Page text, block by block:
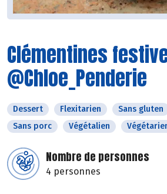
Clémentines
@Chloe_Penderie
Dessert Flexitarien Sans gluten
Sans porc
Végétalien
Nombre de personnes
4 personnes